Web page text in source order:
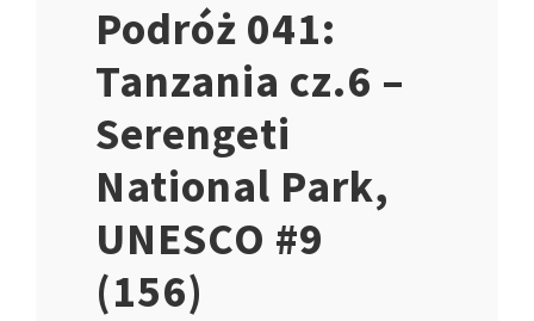
Podróż 041:
Tanzania cz.6 –
Serengeti
National Park,
UNESCO #9
(156)